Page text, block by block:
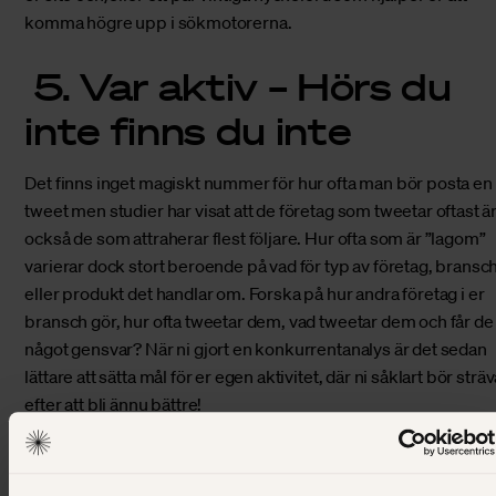
komma högre upp i sökmotorerna.
5. Var aktiv – Hörs du
inte finns du inte
Det finns inget magiskt nummer för hur ofta man bör posta en
tweet men studier har visat att de företag som tweetar oftast
också de som attraherar flest följare. Hur ofta som är ”lagom”
varierar dock stort beroende på vad för typ av företag,
eller produkt det handlar om. Forska på hur andra företag i er
bransch gör, hur ofta tweetar dem, vad tweetar dem och får de
något gensvar? När ni gjort en konkurrentanalys är det sedan
lättare att sätta mål för er egen aktivitet, där ni såklart bör
efter att bli ännu bättre!
Något som är bra att ha i bakhuvudet är att det viktigaste för